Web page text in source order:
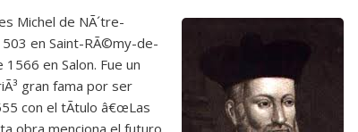
Michel de NÃ´tre-
en Saint-RÃ©my-de-
en Salon. Fue un
gran fama por ser
con el tÃ­tulo â€œLas
obra menciona el futuro